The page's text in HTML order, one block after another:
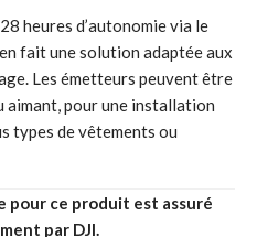
heures d’autonomie via le
fait une solution adaptée aux
Les émetteurs peuvent être
aimant, pour une installation
types de vêtements ou
pour ce produit est assuré
par DJI.